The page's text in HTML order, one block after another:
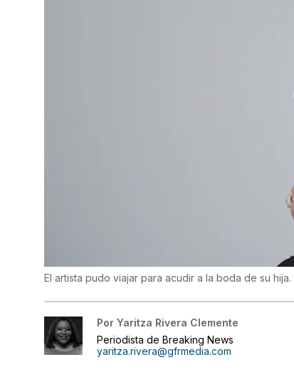
El artista pudo viajar para acudir a la boda de su hija.
Por Yaritza Rivera Clemente
Periodista de Breaking News
yaritza.rivera@gfrmedia.com